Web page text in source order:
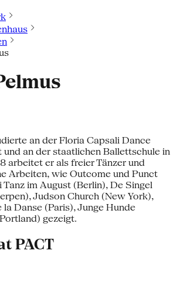
an der Floria Capsali Dance
und an der staatlichen Ballettschule in
arbeitet er als freier Tänzer und
Arbeiten, wie Outcome und Punct
im August (Berlin), De Singel
Judson Church (New York),
Danse (Paris), Junge Hunde
gezeigt.
PACT